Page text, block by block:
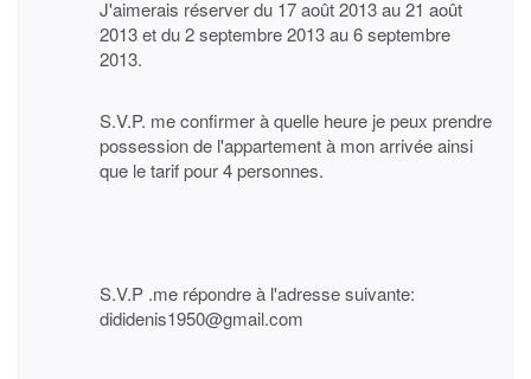
J'aimerais réserver du 17 août 2013 au 21 août
2013 et du 2 septembre 2013 au 6 septembre
2013.
S.V.P. me confirmer à quelle heure je peux prendre
possession de l'appartement à mon arrivée ainsi
que le tarif pour 4 personnes.
S.V.P .me répondre à l'adresse suivante:
dididenis1950@gmail.com